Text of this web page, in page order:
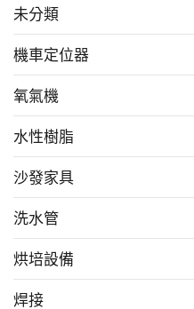
未分類
機車定位器
氧氣機
水性樹脂
沙發家具
洗水管
烘培設備
焊接